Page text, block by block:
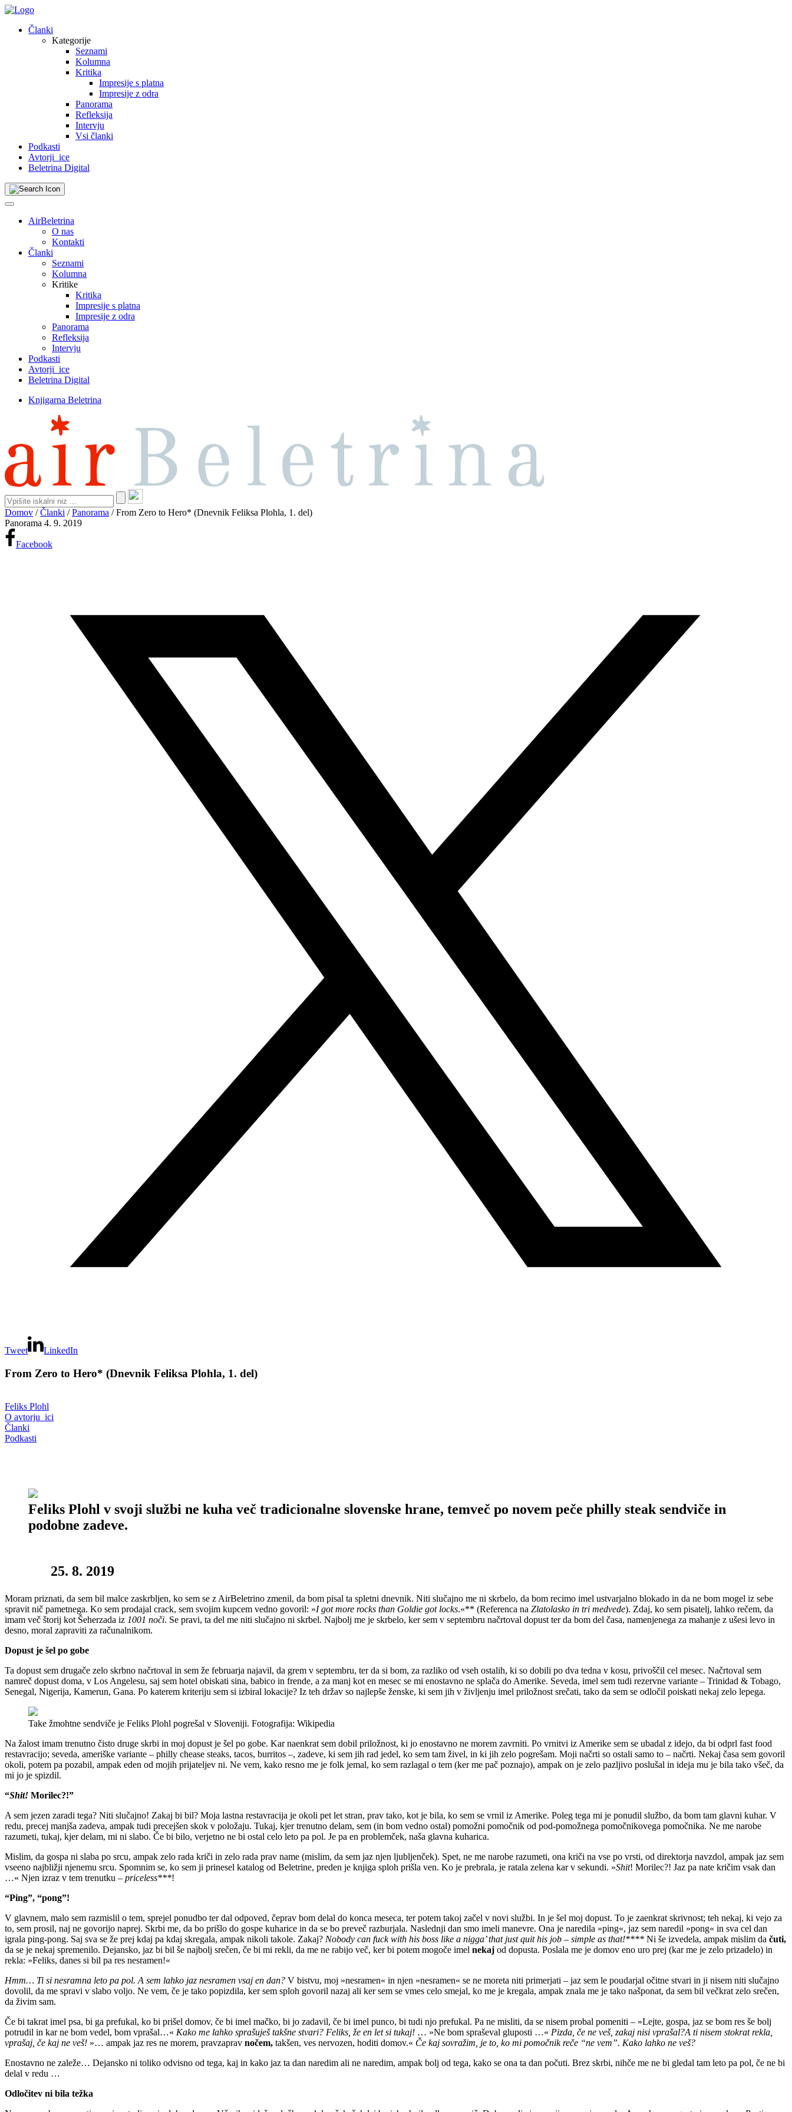
Skip
contentČlanki
Kategorije
Seznami
Kolumna
Kritika
Impresije s platna
Impresije z odra
Panorama
Refleksija
Intervju
Vsi članki
Podkasti
Avtorji_ice
Beletrina Digital
AirBeletrina
O nas
Kontakti
Članki
Seznami
Kolumna
Kritike
Kritika
Impresije s platna
Impresije z odra
Panorama
Refleksija
Intervju
Podkasti
Avtorji_ice
Beletrina Digital
Knjigarna Beletrina
Domov /Članki /Panorama /From Zero to Hero* (Dnevnik Feliksa Plohla, 1. del)
Panorama 4. 9. 2019
Facebook
Tweet LinkedIn
From Zero to Hero* (Dnevnik Feliksa Plohla, 1. del)
Feliks Plohl
O avtorju_ici
Članki
Podkasti
Feliks Plohl v svoji službi ne kuha več tradicionalne slovenske hrane, temveč po novem peče philly steak sendviče in
podobne zadeve.
25. 8. 2019
Moram priznati, da sem bil malce zaskrbljen, ko sem se z AirBeletrino zmenil, da bom pisal ta spletni dnevnik. Niti slučajno me ni skrbelo, da bom recimo imel ustvarjalno blokado in da ne bom mogel iz sebe
spravit nič pametnega. Ko sem prodajal crack, sem svojim kupcem vedno govoril: »I got more rocks than Goldie got locks.«** (Referenca na Zlatolasko in tri medvede). Zdaj, ko sem pisatelj, lahko rečem, da
imam več štorij kot Šeherzada iz 1001 noči. Se pravi, ta del me niti slučajno ni skrbel. Najbolj me je skrbelo, ker sem v septembru načrtoval dopust ter da bom del časa, namenjenega za mahanje z ušesi levo in
desno, moral zapraviti za računalnikom.
Dopust je šel po gobe
Ta dopust sem drugače zelo skrbno načrtoval in sem že februarja najavil, da grem v septembru, ter da si bom, za razliko od vseh ostalih, ki so dobili po dva tedna v kosu, privoščil cel mesec. Načrtoval sem
namreč dopust doma, v Los Angelesu, saj sem hotel obiskati sina, babico in frende, a za manj kot en mesec se mi enostavno ne splača do Amerike. Seveda, imel sem tudi rezervne variante – Trinidad & Tobago,
Senegal, Nigerija, Kamerun, Gana. Po katerem kriteriju sem si izbiral lokacije? Iz teh držav so najlepše ženske, ki sem jih v življenju imel priložnost srečati, tako da sem se odločil poiskati nekaj zelo lepega.
Take žmohtne sendviče je Feliks Plohl pogrešal v Sloveniji. Fotografija: Wikipedia
Na žalost imam trenutno čisto druge skrbi in moj dopust je šel po gobe. Kar naenkrat sem dobil priložnost, ki jo enostavno ne morem zavrniti. Po vrnitvi iz Amerike sem se ubadal z idejo, da bi odprl fast food
restavracijo; seveda, ameriške variante – philly chease steaks, tacos, burritos –, zadeve, ki sem jih rad jedel, ko sem tam živel, in ki jih zelo pogrešam. Moji načrti so ostali samo to – načrti. Nekaj časa sem govoril
okoli, potem pa pozabil, ampak eden od mojih prijateljev ni. Ne vem, kako resno me je folk jemal, ko sem razlagal o tem (ker me pač poznajo), ampak on je zelo pazljivo poslušal in ideja mu je bila tako všeč, da
mi jo je spizdil.
“Shit! Morilec?!”
A sem jezen zaradi tega? Niti slučajno! Zakaj bi bil? Moja lastna restavracija je okoli pet let stran, prav tako, kot je bila, ko sem se vrnil iz Amerike. Poleg tega mi je ponudil službo, da bom tam glavni kuhar. V
redu, precej manjša zadeva, ampak tudi precejšen skok v položaju. Tukaj, kjer trenutno delam, sem (in bom vedno ostal) pomožni pomočnik od pod-pomožnega pomočnikovega pomočnika. Ne me narobe
razumeti, tukaj, kjer delam, mi ni slabo. Če bi bilo, verjetno ne bi ostal celo leto pa pol. Je pa en problemček, naša glavna kuharica.
Mislim, da gospa ni slaba po srcu, ampak zelo rada kriči in zelo rada prav name (mislim, da sem jaz njen ljubljenček). Spet, ne me narobe razumeti, ona kriči na vse po vrsti, od direktorja navzdol, ampak jaz sem
vseeno najbližji njenemu srcu. Spomnim se, ko sem ji prinesel katalog od Beletrine, preden je knjiga sploh prišla ven. Ko je prebrala, je ratala zelena kar v sekundi. »Shit! Morilec?! Jaz pa nate kričim vsak dan
…« Njen izraz v tem trenutku – priceless***!
“Ping”, “pong”!
V glavnem, malo sem razmislil o tem, sprejel ponudbo ter dal odpoved, čeprav bom delal do konca meseca, ter potem takoj začel v novi službi. In je šel moj dopust. To je zaenkrat skrivnost; teh nekaj, ki vejo za
to, sem prosil, naj ne govorijo naprej. Skrbi me, da bo prišlo do gospe kuharice in da se bo preveč razburjala. Naslednji dan smo imeli manevre. Ona je naredila »ping«, jaz sem naredil »pong« in sva cel dan
igrala ping-pong. Saj sva se že prej kdaj pa kdaj skregala, ampak nikoli takole. Zakaj? Nobody can fuck with his boss like a nigga’ that just quit his job – simple as that!**** Ni še izvedela, ampak mislim da čuti,
da se je nekaj spremenilo. Dejansko, jaz bi bil še najbolj srečen, če bi mi rekli, da me ne rabijo več, ker bi potem mogoče imel nekaj od dopusta. Poslala me je domov eno uro prej (kar me je zelo prizadelo) in
rekla: »Feliks, danes si bil pa res nesramen!«
Hmm… Ti si nesramna leto pa pol. A sem lahko jaz nesramen vsaj en dan? V bistvu, moj »nesramen« in njen »nesramen« se ne moreta niti primerjati – jaz sem le poudarjal očitne stvari in ji nisem niti slučajno
dovolil, da me spravi v slabo voljo. Ne vem, če je tako popizdila, ker sem sploh govoril nazaj ali ker sem se vmes celo smejal, ko me je kregala, ampak znala me je tako našponat, da sem bil večkrat zelo srečen,
da živim sam.
Če bi takrat imel psa, bi ga prefukal, ko bi prišel domov, če bi imel mačko, bi jo zadavil, če bi imel punco, bi tudi njo prefukal. Pa ne misliti, da se nisem probal pomeniti – »Lejte, gospa, jaz se bom res še bolj
potrudil in kar ne bom vedel, bom vprašal…« Kako me lahko sprašuješ takšne stvari? Feliks, že en let si tukaj! … »Ne bom spraševal gluposti …« Pizda, če ne veš, zakaj nisi vprašal?A ti nisem stokrat rekla,
vprašaj, če kaj ne veš! »… ampak jaz res ne morem, pravzaprav nočem, takšen, ves nervozen, hoditi domov.« Če kaj sovražim, je to, ko mi pomočnik reče “ne vem”. Kako lahko ne veš?
Enostavno ne zaleže… Dejansko ni toliko odvisno od tega, kaj in kako jaz ta dan naredim ali ne naredim, ampak bolj od tega, kako se ona ta dan počuti. Brez skrbi, nihče me ne bi gledal tam leto pa pol, če ne bi
delal v redu …
Odločitev ni bila težka